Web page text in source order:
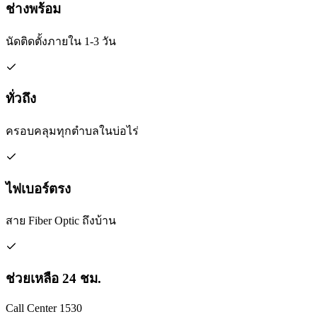
ช่างพร้อม
นัดติดตั้งภายใน 1-3 วัน
ทั่วถึง
ครอบคลุมทุกตำบลในบ่อไร่
ไฟเบอร์ตรง
สาย Fiber Optic ถึงบ้าน
ช่วยเหลือ 24 ชม.
Call Center 1530